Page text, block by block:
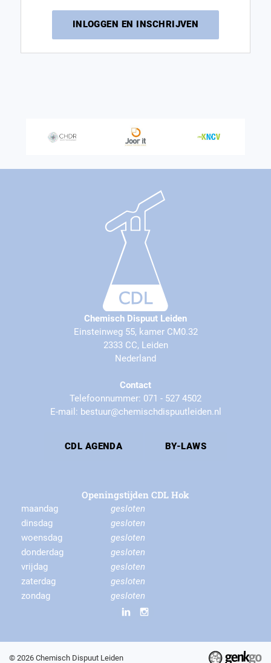
INLOGGEN EN INSCHRIJVEN
Chemisch Dispuut Leiden
Einsteinweg 55, kamer CM0.32
2333 CC, Leiden
Nederland
Contact
Telefoonnummer: 071 - 527 4502
E-mail: bestuur@chemischdispuutleiden.nl
CDL AGENDA BY-LAWS
Openingstijden CDL Hok
maandag
gesloten
dinsdag
gesloten
woensdag
gesloten
donderdag
gesloten
vrijdag
gesloten
zaterdag
gesloten
zondag
gesloten
© 2026 Chemisch Dispuut Leiden